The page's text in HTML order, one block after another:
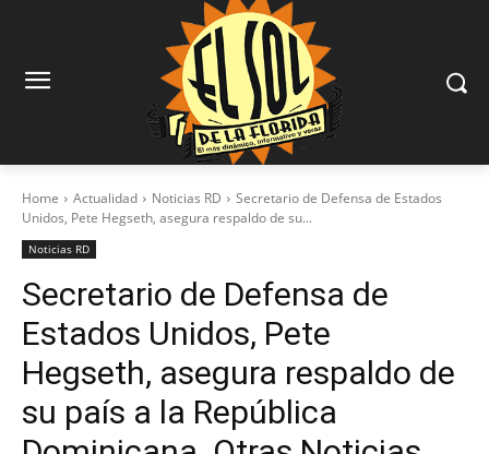
Home Actualidad Noticias RD
Secretario de Defensa de Estados
Unidos, Pete Hegseth, asegura respaldo de su...
Noticias RD
Secretario de Defensa de
Estados Unidos, Pete
Hegseth, asegura respaldo de
su país a la República